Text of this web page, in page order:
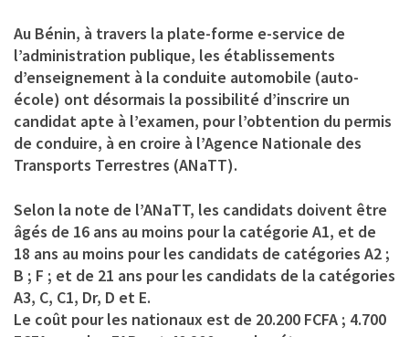
Au Bénin, à travers la plate-forme e-service de
l’administration publique, les établissements
d’enseignement à la conduite automobile (auto-
école) ont désormais la possibilité d’inscrire un
candidat apte à l’examen, pour l’obtention du permis
de conduire, à en croire à l’Agence Nationale des
Transports Terrestres (ANaTT).
Selon la note de l’ANaTT, les candidats doivent être
âgés de 16 ans au moins pour la catégorie A1, et de
18 ans au moins pour les candidats de catégories A2 ;
B ; F ; et de 21 ans pour les candidats de la catégories
A3, C, C1, Dr, D et E.
Le coût pour les nationaux est de 20.200 FCFA ; 4.700